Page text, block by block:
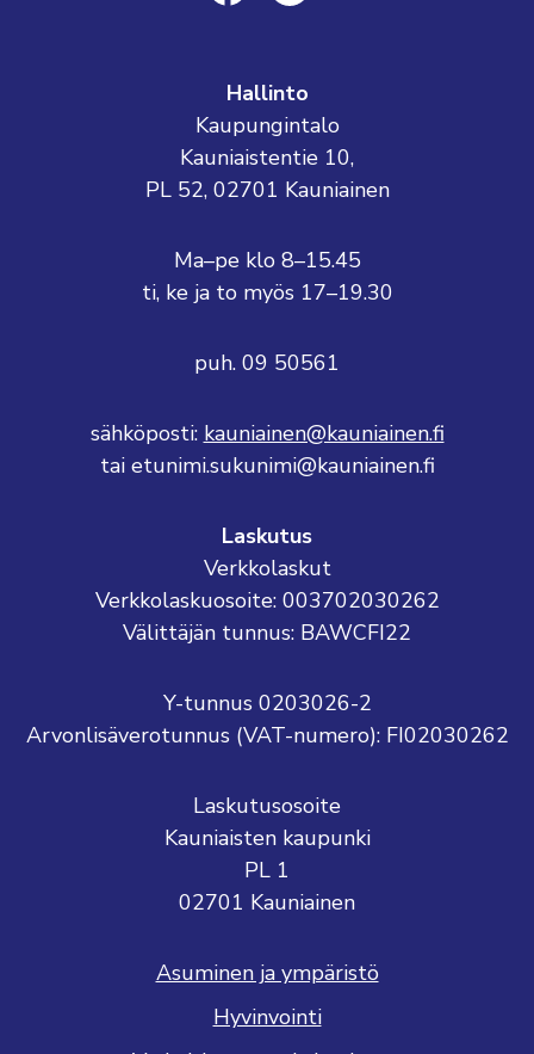
Hallinto
Kaupungintalo
Kauniaistentie 10,
PL 52, 02701 Kauniainen
Ma–pe klo 8–15.45
ti, ke ja to myös 17–19.30
puh. 09 50561
sähköposti: kauniainen@kauniainen.fi
tai etunimi.sukunimi@kauniainen.fi
Laskutus
Verkkolaskut
Verkkolaskuosoite: 003702030262
Välittäjän tunnus: BAWCFI22
Y-tunnus 0203026-2
Arvonlisäverotunnus (VAT-numero): FI02030262
Laskutusosoite
Kauniaisten kaupunki
PL 1
02701 Kauniainen
Asuminen ja ympäristö
Hyvinvointi